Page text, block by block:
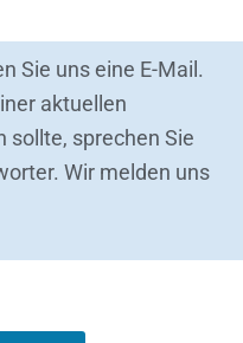
Sie uns eine E-Mail.
aktuellen
sollte, sprechen Sie
Wir melden uns